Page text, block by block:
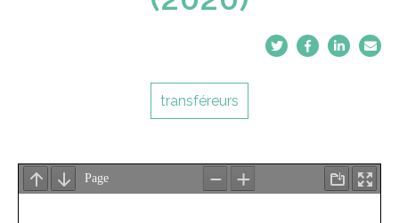
transféreurs